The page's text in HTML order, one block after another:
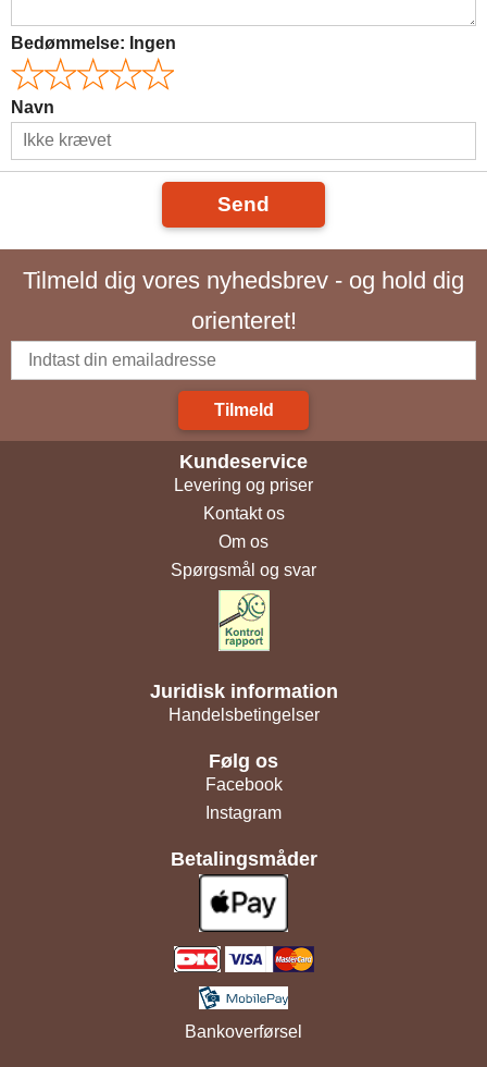
Bedømmelse: Ingen
Navn
Send
Tilmeld dig vores nyhedsbrev - og hold dig
orienteret!
Tilmeld
Kundeservice
Levering og priser
Kontakt os
Om os
Spørgsmål og svar
Juridisk information
Handelsbetingelser
Følg os
Facebook
Instagram
Betalingsmåder
Bankoverførsel